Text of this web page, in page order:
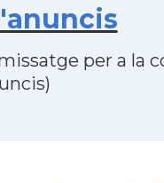
per a la